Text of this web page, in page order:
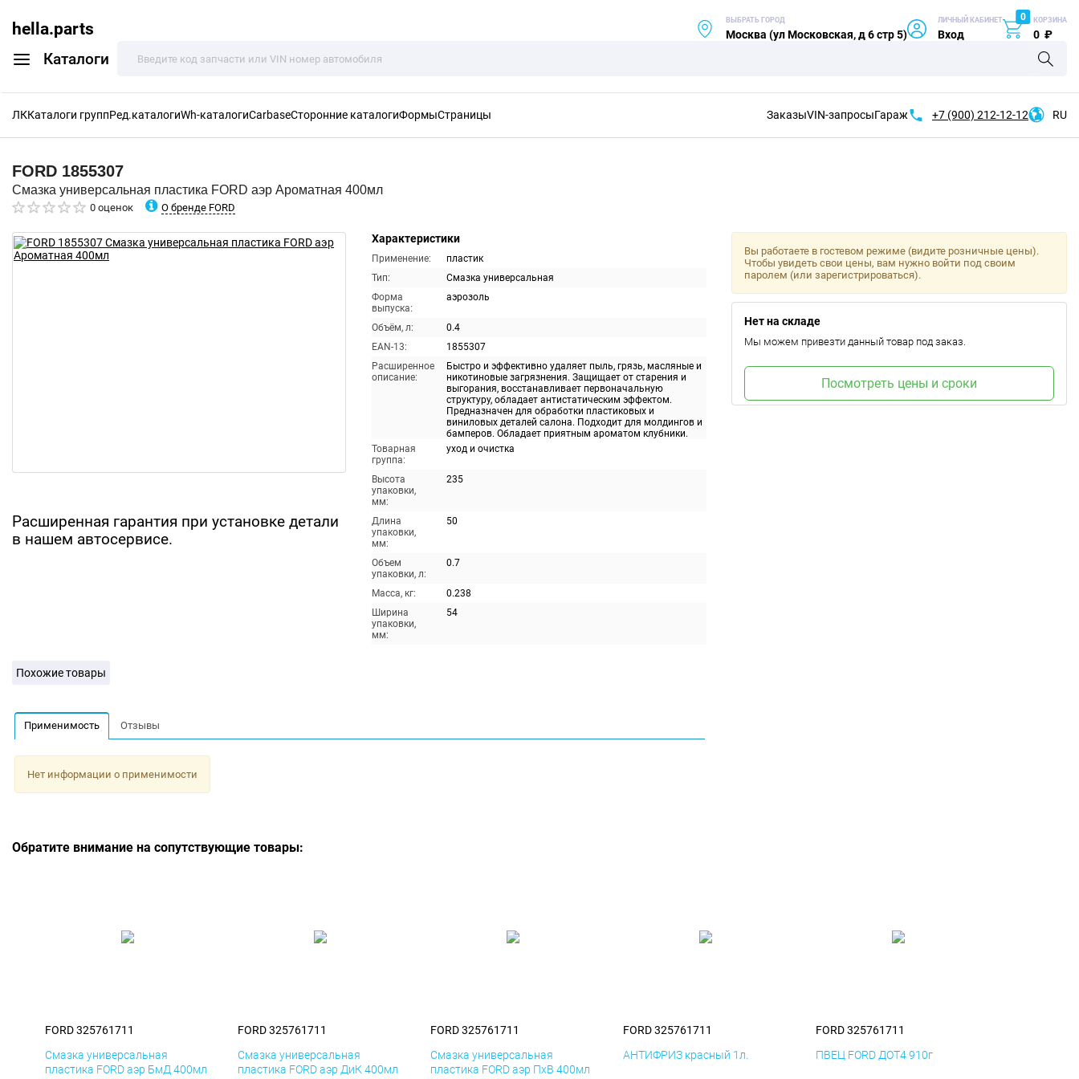
hella.parts
Каталоги
ВЫБРАТЬ ГОРОД
Москва (ул Московская, д 6 стр 5)
ЛИЧНЫЙ КАБИНЕТ
Вход
0 КОРЗИНА
0 ₽
ЛККаталоги группРед.каталогиWh-каталогиCarbaseСторонние каталогиФормыСтраницы ЗаказыVIN-запросыГараж +7 (900) 212-12-12 RU
FORD 1855307
Смазка универсальная пластика FORD аэр Ароматная 400мл
0 оценок О бренде FORD
Расширенная гарантия при установке детали
в нашем автосервисе.
Характеристики
Применение:
пластик
Тип:
Смазка универсальная
Форма
выпуска:
аэрозоль
Объём, л:
0.4
EAN-13:
1855307
Расширенное
описание:
Быстро и эффективно удаляет пыль, грязь, масляные и
никотиновые загрязнения. Защищает от старения и
выгорания, восстанавливает первоначальную
структуру, обладает антистатическим эффектом.
Предназначен для обработки пластиковых и
виниловых деталей салона. Подходит для молдингов и
бамперов. Обладает приятным ароматом клубники.
Товарная
группа:
уход и очистка
Высота
упаковки,
мм:
235
Длина
упаковки,
мм:
50
Объем
упаковки, л:
0.7
Масса, кг:
0.238
Ширина
упаковки,
мм:
54
Вы работаете в гостевом режиме (видите розничные цены).
Чтобы увидеть свои цены, вам нужно войти под своим
паролем (или зарегистрироваться).
Нет на складе
Мы можем привезти данный товар под заказ.
Посмотреть цены и сроки
Похожие товары
Применимость Отзывы
Нет информации о применимости
Обратите внимание на сопутствующие товары:
FORD 325761711
Смазка универсальная
пластика FORD аэр БмД 400мл
FORD 325761711
Смазка универсальная
пластика FORD аэр ДиК 400мл
FORD 325761711
Смазка универсальная
пластика FORD аэр ПхВ 400мл
FORD 325761711
АНТИФРИЗ красный 1л.
FORD 325761711
ПВЕЦ FORD ДОТ4 910г